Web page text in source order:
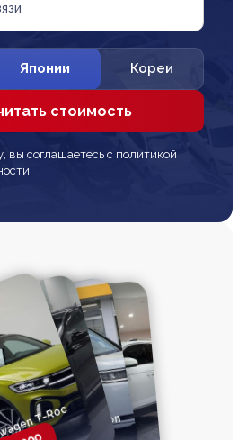
Японии Кореи
стоимость
вы соглашаетесь с политикой
T-Roc
Harrier
Honda Step Wagon
Volkswagen
TAYRON